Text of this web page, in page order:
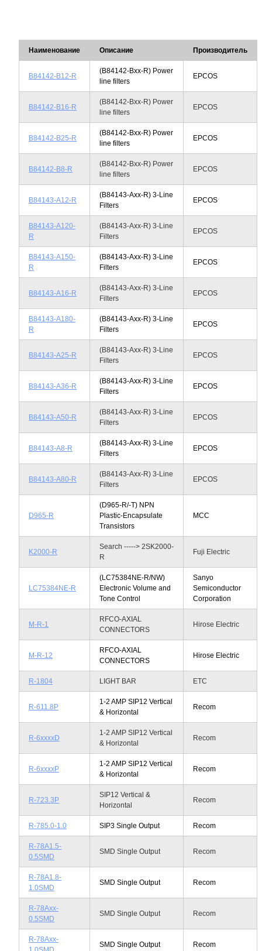
Наименование Описание Производитель
B84142-B12-R
(B84142-Bxx-R) Power
line filters
EPCOS
B84142-B16-R
(B84142-Bxx-R) Power
line filters
EPCOS
B84142-B25-R
(B84142-Bxx-R) Power
line filters
EPCOS
B84142-B8-R
(B84142-Bxx-R) Power
line filters
EPCOS
B84143-A12-R
(B84143-Axx-R) 3-Line
Filters
EPCOS
B84143-A120-
R
(B84143-Axx-R) 3-Line
Filters
EPCOS
B84143-A150-
R
(B84143-Axx-R) 3-Line
Filters
EPCOS
B84143-A16-R
(B84143-Axx-R) 3-Line
Filters
EPCOS
B84143-A180-
R
(B84143-Axx-R) 3-Line
Filters
EPCOS
B84143-A25-R
(B84143-Axx-R) 3-Line
Filters
EPCOS
B84143-A36-R
(B84143-Axx-R) 3-Line
Filters
EPCOS
B84143-A50-R
(B84143-Axx-R) 3-Line
Filters
EPCOS
B84143-A8-R
(B84143-Axx-R) 3-Line
Filters
EPCOS
B84143-A80-R
(B84143-Axx-R) 3-Line
Filters
EPCOS
D965-R
(D965-R/-T) NPN
Plastic-Encapsulate
Transistors
MCC
K2000-R
Search -----> 2SK2000-
R
Fuji Electric
LC75384NE-R
(LC75384NE-R/NW)
Electronic Volume and
Tone Control
Sanyo
Semiconductor
Corporation
M-R-1
RFCO-AXIAL
CONNECTORS
Hirose Electric
M-R-12
RFCO-AXIAL
CONNECTORS
Hirose Electric
R-1804 LIGHT BAR ETC
R-611.8P
1-2 AMP SIP12 Vertical
& Horizontal
Recom
R-6xxxxD
1-2 AMP SIP12 Vertical
& Horizontal
Recom
R-6xxxxP
1-2 AMP SIP12 Vertical
& Horizontal
Recom
R-723.3P
SIP12 Vertical &
Horizontal
Recom
R-785.0-1.0 SIP3 Single Output Recom
R-78A1.5-
0.5SMD
SMD Single Output Recom
R-78A1.8-
1.0SMD
SMD Single Output Recom
R-78Axx-
0.5SMD
SMD Single Output Recom
R-78Axx-
SMD Single Output Recom